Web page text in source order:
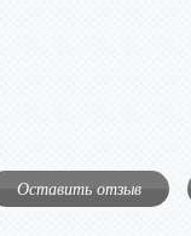
Оставить отзыв